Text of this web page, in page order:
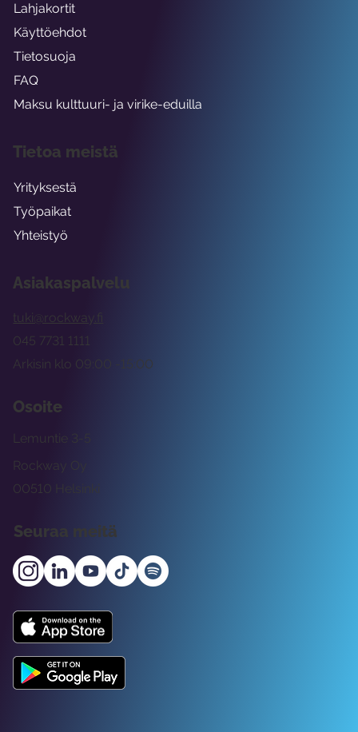
Asiakaspalvelu
tuki@rockway.fi
Arkisin klo 09:00 -15:00
045 7731 1111
Osoite
Rockway Oy
Lemuntie 3-5
00510 Helsinki
Seuraa meitä
Lahjakortit
Käyttöehdot
Tietosuoja
FAQ
Maksu kulttuuri- ja virike-eduilla
Tietoa meistä
Yrityksestä
Työpaikat
Yhteistyö